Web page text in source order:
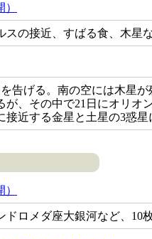
の接近、すばる食、木星
告げる。南の空には木星
が、その中で21日にオリ
接近する金星と土星の3惑星
ロメダ座大銀河など、10